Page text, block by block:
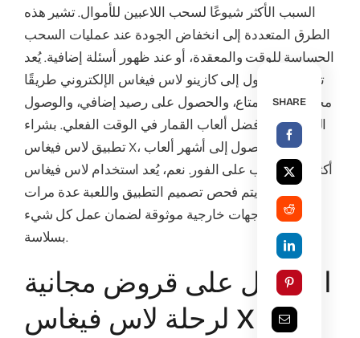
السبب الأكثر شيوعًا لسحب اللاعبين للأموال. تشير هذه
الطرق المتعددة إلى انخفاض الجودة عند عمليات السحب
الحساسة للوقت والمعقدة، أو عند ظهور أسئلة إضافية. يُعد
تسجيل الدخول إلى كازينو لاس فيغاس الإلكتروني طريقًا
مختصرًا للاستمتاع، والحصول على رصيد إضافي، والوصول
الفوري إلى أفضل ألعاب القمار في الوقت الفعلي. بشراء
تطبيق لاس فيغاس X، يمكنك الوصول إلى أشهر ألعاب
اليانصيب على الفور. نعم، يُعد استخدام لاس فيغاس X أكثر
أمانًا، حيث يتم فحص تصميم التطبيق واللعبة عدة مرات
من قِبل جهات خارجية موثوقة لضمان عمل كل شيء
بسلاسة.
الحصول على قروض مجانية
لرحلة لاس فيغاس X
SHARE